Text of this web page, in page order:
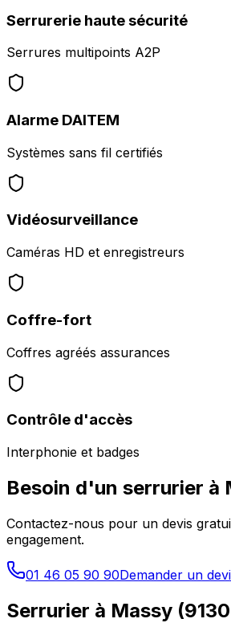
Serrurerie haute sécurité
Serrures multipoints A2P
Alarme DAITEM
Systèmes sans fil certifiés
Vidéosurveillance
Caméras HD et enregistreurs
Coffre-fort
Coffres agréés assurances
Contrôle d'accès
Interphonie et badges
Besoin d'un serrurier à
Contactez-nous pour un devis
engagement.
01 46 05 90 90Demander un
Serrurier à Massy (